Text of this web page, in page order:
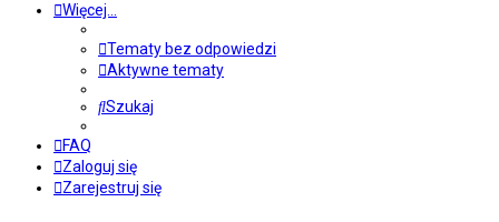
Więcej…
Tematy bez odpowiedzi
Aktywne tematy
Szukaj
FAQ
Zaloguj się
Zarejestruj się